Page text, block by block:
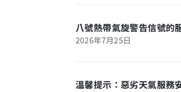
八號熱帶氣旋警告信號的
2026年7月25日
溫馨提示：惡劣天氣服務